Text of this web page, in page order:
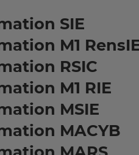
SIE
M1
RSIC
M1 RIE
MSIE
MACYB